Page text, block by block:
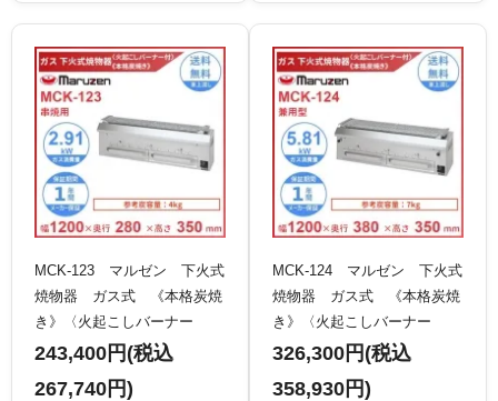
MCK-123 マルゼン 下火式
焼物器 ガス式 《本格炭焼
き》〈火起こしバーナー
付〉 串焼用 クリーブラン
243,400円(税込
267,740円)
MCK-124 マルゼン 下火式
焼物器 ガス式 《本格炭焼
き》〈火起こしバーナー
付〉 兼用型 クリーブラン
326,300円(税込
358,930円)